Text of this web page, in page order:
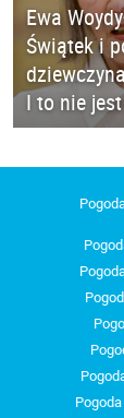
Ewa
Świątek i
I to nie